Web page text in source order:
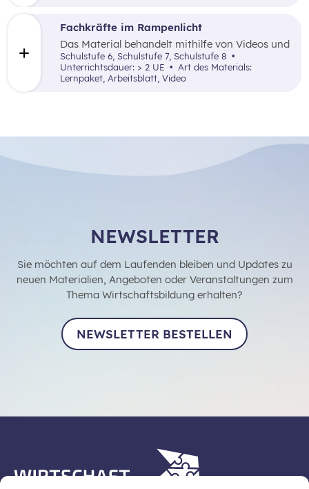
Fachkräfte im Rampenlicht
Das Material behandelt mithilfe von Videos und
Aufgabenstellungen den Fachkräftemangel in
Österreich sowie die damit verbundenen
Herausforderungen und mögliche
Lösungsansätze am Arbeitsmarkt.
Schulstufe 6, Schulstufe 7, Schulstufe 8
Unterrichtsdauer: > 2 UE
Lernpaket, Arbeitsblatt, Video
NEWSLETTER
Sie möchten auf dem Laufenden bleiben und Updates zu
neuen Materialien, Angeboten oder Veranstaltungen zum
Thema Wirtschaftsbildung erhalten?
NEWSLETTER BESTELLEN